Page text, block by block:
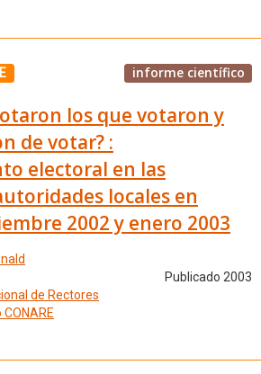
informe científico
los que votaron y
de votar? :
electoral en las
locales en
2002 y enero 2003
Publicado 2003
de Rectores